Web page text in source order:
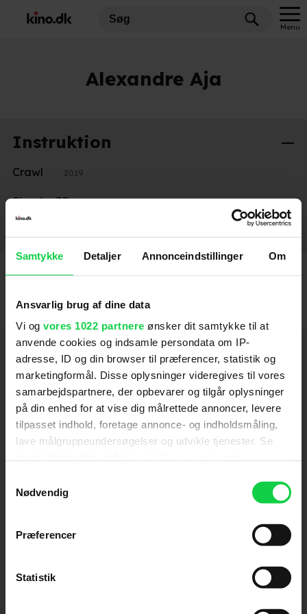
Samtykke Detaljer Annonceindstillinger Om
Ansvarlig brug af dine data
Vi og vores 1022 partnere ønsker dit samtykke til at
anvende cookies og indsamle persondata om IP-
adresse, ID og din browser til præferencer, statistik og
marketingformål. Disse oplysninger videregives til vores
samarbejdspartnere, der opbevarer og tilgår oplysninger
på din enhed for at vise dig målrettede annoncer, levere
tilpasset indhold, foretage annonce- og indholdsmåling,
lave målgruppeundersøgelser og udvikle tjenester. Se
tilbage eller ændre indstillinger fra vores
"Cookiedeklaration", eller ved at trykke på "Privacy
Indsamle præcise oplysninger om din placering,
Identificere din enhed baseret på en scanning af
Nødvendig
Præferencer
Statistik
Menu
Alexandre Aja
Instruktion
Crawl 2019
Piranha 3D 2010
Hold dig opdateret
Send
Ved tilmelding accepterer jeg samtidig
Kino.dks Markedsføringssamtykke